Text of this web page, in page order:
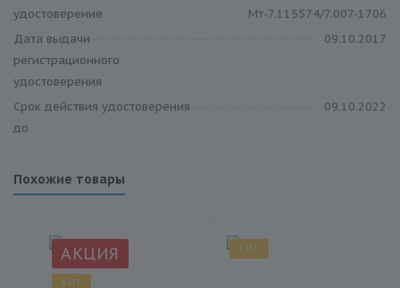
удостоверение
Мт-7.115574/7.007-1706
Дата выдачи
регистрационного
удостоверения
09.10.2017
Срок действия удостоверения
до
09.10.2022
Похожие товары
АКЦИЯ
ХИТ
ХИТ